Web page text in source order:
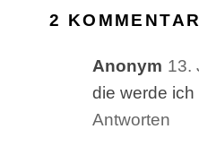
2
Anonym 13.
die werde
Antworten